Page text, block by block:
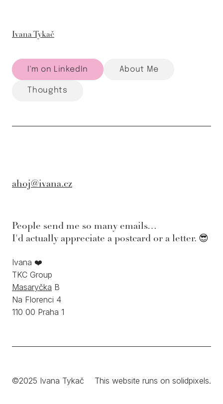
Ivana Tykač
I'm on LinkedIn About Me
Thoughts
ahoj@ivana.cz
People send me so many emails…
I'd actually appreciate a postcard or a letter. 😎
Ivana ❤️
TKC Group
Masaryčka B
Na Florenci 4
110 00 Praha 1
©2025 Ivana Tykač This website runs on solidpixels.